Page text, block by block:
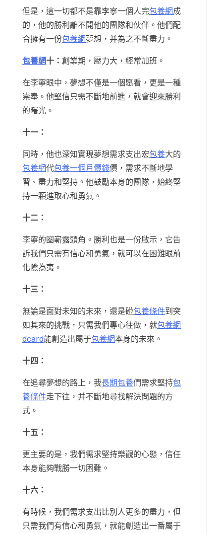
但是，這一切都不是靠李寧一個人完包養網成
的，他的勝利離不開他的團隊和伙伴。他們配
合擁有一份包養網夢想，并為之不斷盡力。
包養網十： 創業期，壓力大，經常加班。
在李寧眼中，夢想不僅是一個愿看，更是一種
崇奉。他堅信只需不斷地前進，就會迎來勝利
的曙光。
十一：
同時，他也深知實現夢想需求支出宏包養大的
包養網代包養一個月價錢價，需求不斷地學
習、盡力和堅持。他鼓勵本身的團隊，始終堅
持一顆進取心和勇氣。
十二：
李寧的圈嶄露頭角。勝利也是一份啟示，它告
訴我們只需有信心和勇氣，就可以在困難眼前
化險為夷。
十三：
無論是面對未知的未來，還是碰包養條件到突
如其來的挑戰，只需我們專心往做，就包養網
dcard能創造出屬于包養網本身的未來。
十四：
在追尋夢想的路上，我長期包養們需求堅持包
養條件走下往，并不斷地尋找解決問題的方
式。
十五：
更主要的是，我們需求堅持樂觀的心態，信任
本身能夠戰勝一切困難。
十六：
有時候，我們需求支出比別人更多的盡力，但
只需我們有信心和勇氣，就能創造出一番屬于